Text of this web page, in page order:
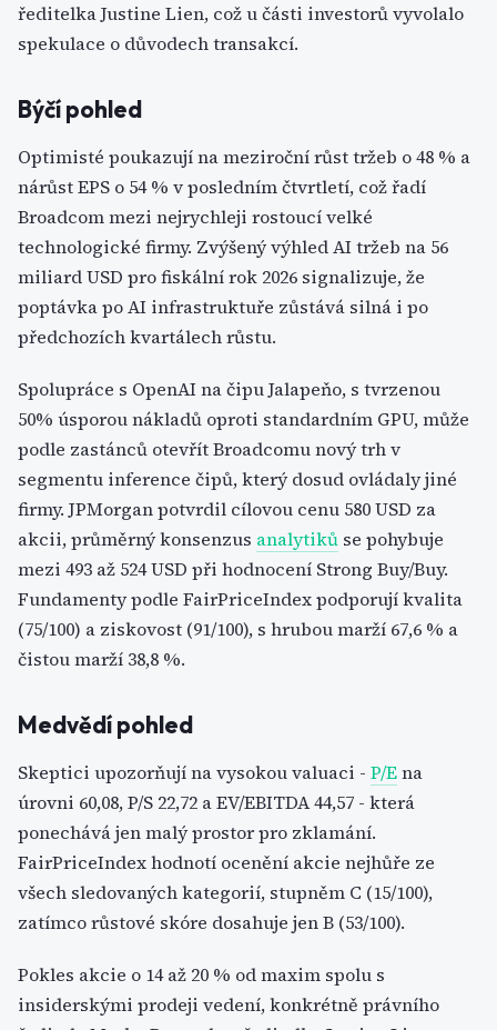
ředitelka Justine Lien, což u části investorů vyvolalo
spekulace o důvodech transakcí.
Býčí pohled
Optimisté poukazují na meziroční růst tržeb o 48 % a
nárůst EPS o 54 % v posledním čtvrtletí, což řadí
Broadcom mezi nejrychleji rostoucí velké
technologické firmy. Zvýšený výhled AI tržeb na 56
miliard USD pro fiskální rok 2026 signalizuje, že
poptávka po AI infrastruktuře zůstává silná i po
předchozích kvartálech růstu.
Spolupráce s OpenAI na čipu Jalapeňo, s tvrzenou
50% úsporou nákladů oproti standardním GPU, může
podle zastánců otevřít Broadcomu nový trh v
segmentu inference čipů, který dosud ovládaly jiné
firmy. JPMorgan potvrdil cílovou cenu 580 USD za
akcii, průměrný konsenzus analytiků se pohybuje
mezi 493 až 524 USD při hodnocení Strong Buy/Buy.
Fundamenty podle FairPriceIndex podporují kvalita
(75/100) a ziskovost (91/100), s hrubou marží 67,6 % a
čistou marží 38,8 %.
Medvědí pohled
Skeptici upozorňují na vysokou valuaci - P/Ena
úrovni 60,08, P/S 22,72 a EV/EBITDA 44,57 - která
ponechává jen malý prostor pro zklamání.
FairPriceIndex hodnotí ocenění akcie nejhůře ze
všech sledovaných kategorií, stupněm C (15/100),
zatímco růstové skóre dosahuje jen B (53/100).
Pokles akcie o 14 až 20 % od maxim spolu s
insiderskými prodeji vedení, konkrétně právního